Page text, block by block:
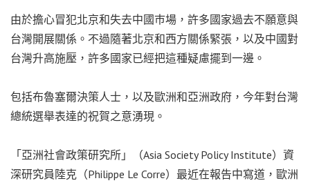
由於擔心冒犯北京和失去中國巿場，許多國家過去不願意與
台灣開展關係。不過隨著北京和西方關係緊張，以及中國對
台灣升高施壓，許多國家已經把這種疑慮擺到一邊。
包括布魯塞爾決策人士，以及歐洲和亞洲政府，今年對台灣
總統選舉表達的祝賀之意湧現。
「亞洲社會政策研究所」（Asia Society Policy Institute）資
深研究員陸克（Philippe Le Corre）最近在報告中寫道，歐洲